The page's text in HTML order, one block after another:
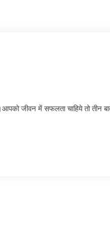
जीवन में सफलता चाहिये तो